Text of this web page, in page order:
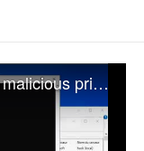
Gaining SYSTEM privileges with malicious printer drivers